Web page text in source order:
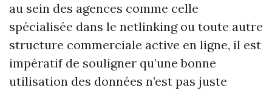
au sein des agences comme celle
spécialisée dans le netlinking ou toute autre
structure commerciale active en ligne, il est
impératif de souligner qu’une bonne
utilisation des données n’est pas juste